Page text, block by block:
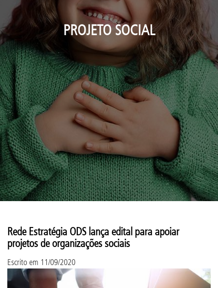
PROJETO SOCIAL
Rede Estratégia ODS lança edital para apoiar
projetos de organizações sociais
Escrito em 11/09/2020